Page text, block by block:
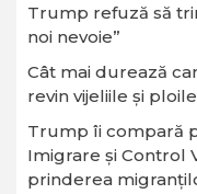
Trump refuză să
noi nevoie”
Cât mai durează
revin vijeliile și
Trump îi compară
Imigrare și Control
prinderea